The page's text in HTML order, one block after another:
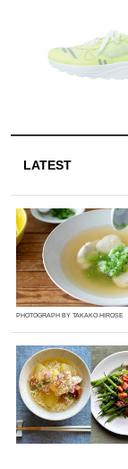
LATEST
PHOTOGRAPH BY TAKAKO HIROSE